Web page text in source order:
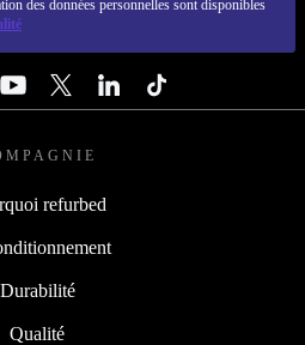
des données personnelles sont disponibles
refurbed
Durabilité
Qualité